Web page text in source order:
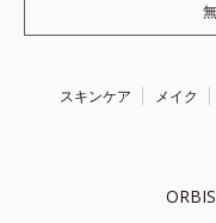
スキンケア メイク